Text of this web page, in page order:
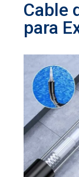
Cable
para